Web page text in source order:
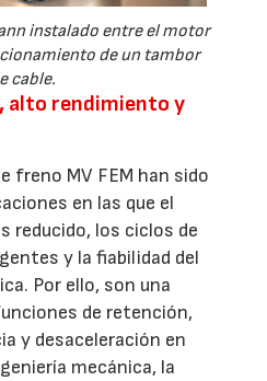
instalado entre el motor
de un tambor
cable.
alto rendimiento y
freno MV FEM han sido
en las que el
reducido, los ciclos de
y la fiabilidad del
Por ello, son una
de retención,
y desaceleración en
mecánica, la